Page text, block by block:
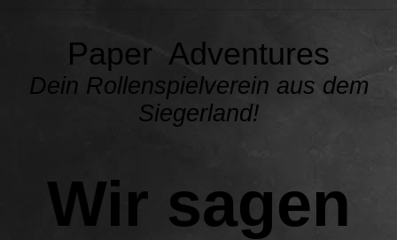
Paper Adventures
Dein Rollenspielverein aus dem
Siegerland!
Wir sagen